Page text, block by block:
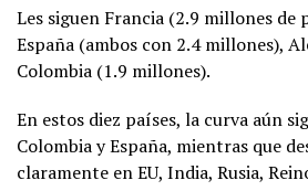
Les siguen Francia (2.9 millones de
España (ambos con 2.4 millones),
Colombia (1.9 millones).
En estos diez países, la curva aún
Colombia y España, mientras que
claramente en EU, India, Rusia,